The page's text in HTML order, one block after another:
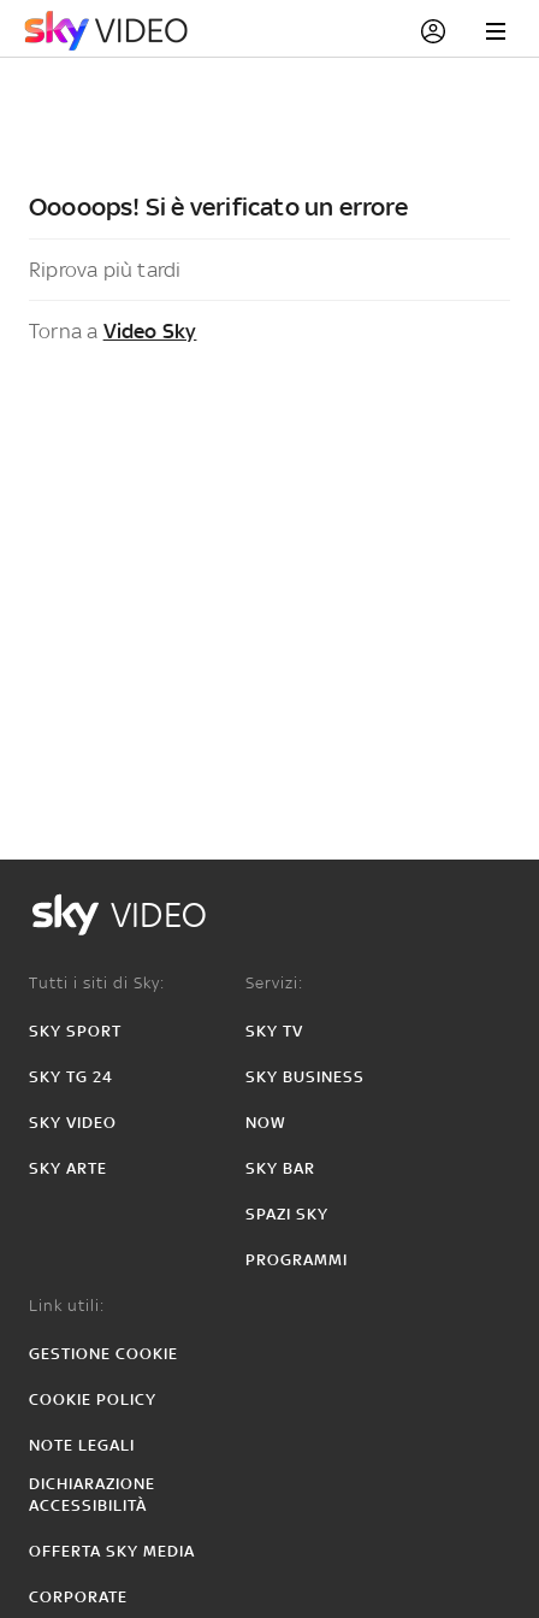
Ooooops! Si è verificato un errore
Riprova più tardi
Torna a Video Sky
VIDEO
Tutti i siti di Sky:
SKY SPORT
SKY TG 24
SKY VIDEO
SKY ARTE
Servizi:
SKY TV
SKY BUSINESS
NOW
SKY BAR
SPAZI SKY
PROGRAMMI
Link utili:
GESTIONE COOKIE
COOKIE POLICY
NOTE LEGALI
DICHIARAZIONE
ACCESSIBILITÀ
OFFERTA SKY MEDIA
CORPORATE